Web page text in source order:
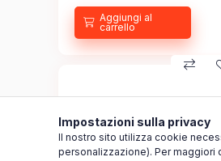
Impostazioni sulla privacy
Il nostro sito utilizza cookie
personalizzazione). Per maggiori